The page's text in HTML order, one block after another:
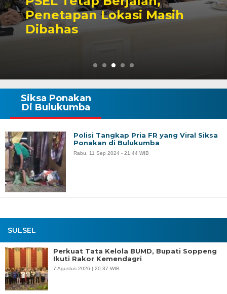
Penetapan Lokasi Masih
Dibahas
SULSEL
Perkuat Tata Kelola BUMD, Bupati Soppeng
Ikuti Rakor Kemendagri
7 Agustus 2026 | 20:37 WIB
Siksa Ponakan
Di Bulukumba
Polisi Tangkap Pria FR yang Viral Siksa
Ponakan di Bulukumba
Rabu, 11 Sep 2024 - 21:44 WIB